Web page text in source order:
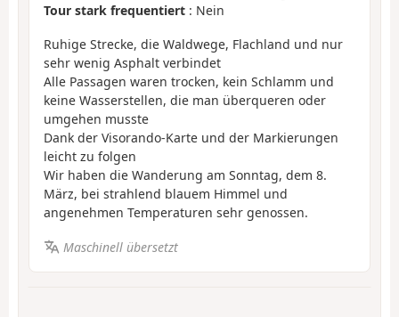
Tour stark frequentiert : Nein
Ruhige Strecke, die Waldwege, Flachland und nur
sehr wenig Asphalt verbindet
Alle Passagen waren trocken, kein Schlamm und
keine Wasserstellen, die man überqueren oder
umgehen musste
Dank der Visorando-Karte und der Markierungen
leicht zu folgen
Wir haben die Wanderung am Sonntag, dem 8.
März, bei strahlend blauem Himmel und
angenehmen Temperaturen sehr genossen.
Maschinell übersetzt